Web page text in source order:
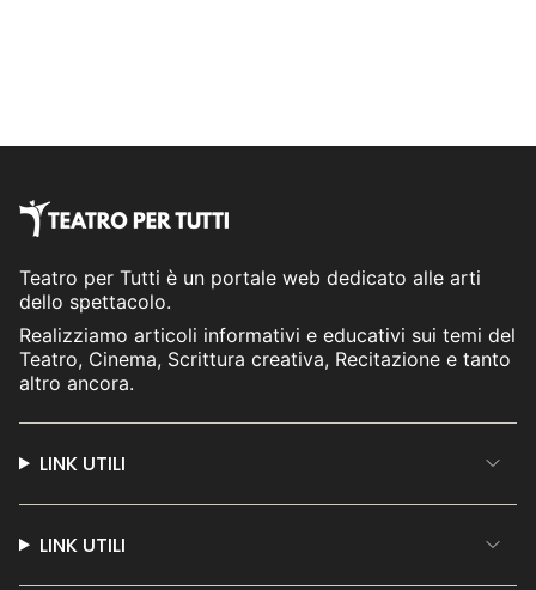
Teatro per Tutti è un portale web dedicato alle arti
dello spettacolo.
Realizziamo articoli informativi e educativi sui temi del
Teatro, Cinema, Scrittura creativa, Recitazione e tanto
altro ancora.
LINK UTILI
LINK UTILI